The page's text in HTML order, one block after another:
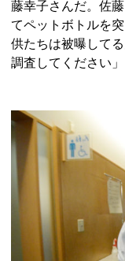
藤幸子さんだ。佐
てペットボトルを
供たちは被曝して
調査してください